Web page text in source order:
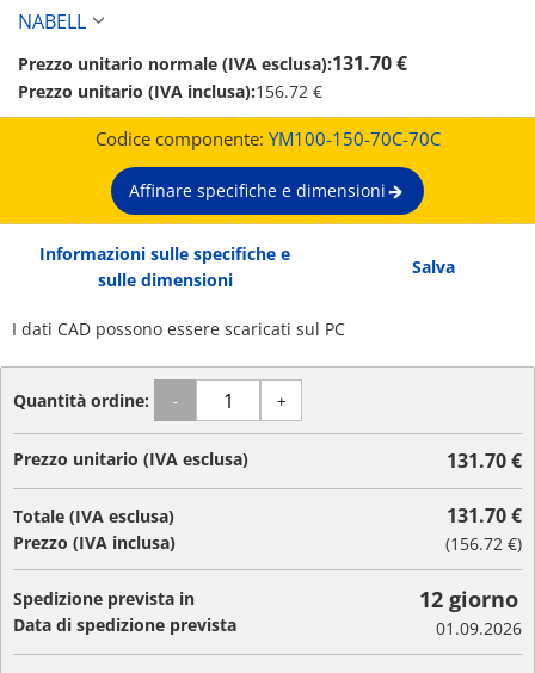
NABELL
Prezzo unitario normale (IVA esclusa):131.70 €
Prezzo unitario (IVA inclusa):156.72 €
Codice componente: YM100-150-70C-70C
Affinare specifiche e dimensioni
Informazioni sulle specifiche e
sulle dimensioni
Salva
I dati CAD possono essere scaricati sul PC
Quantità ordine: - +
Prezzo unitario (IVA esclusa) 131.70 €
Totale (IVA esclusa)
Prezzo (IVA inclusa)
131.70 €
(156.72 €)
Spedizione prevista in
Data di spedizione prevista
12 giorno
01.09.2026